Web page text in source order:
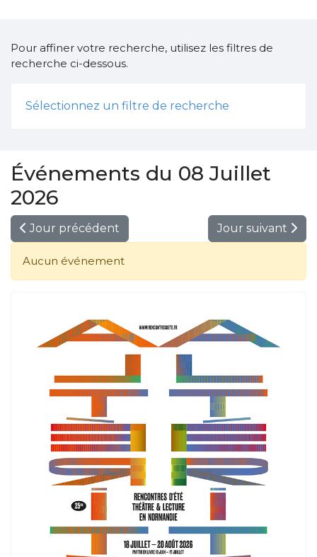
Pour affiner votre recherche, utilisez les filtres de
recherche ci-dessous.
Sélectionnez un filtre de recherche
Événements du 08 Juillet
2026
Jour précédent Jour suivant
Aucun événement